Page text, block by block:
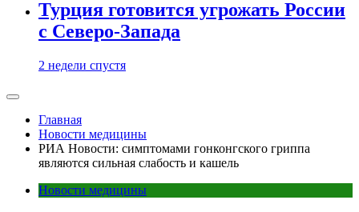
Турция готовится угрожать России
с Северо-Запада
2 недели спустя
Главная
Новости медицины
РИА Новости: симптомами гонконгского гриппа
являются сильная слабость и кашель
Новости медицины